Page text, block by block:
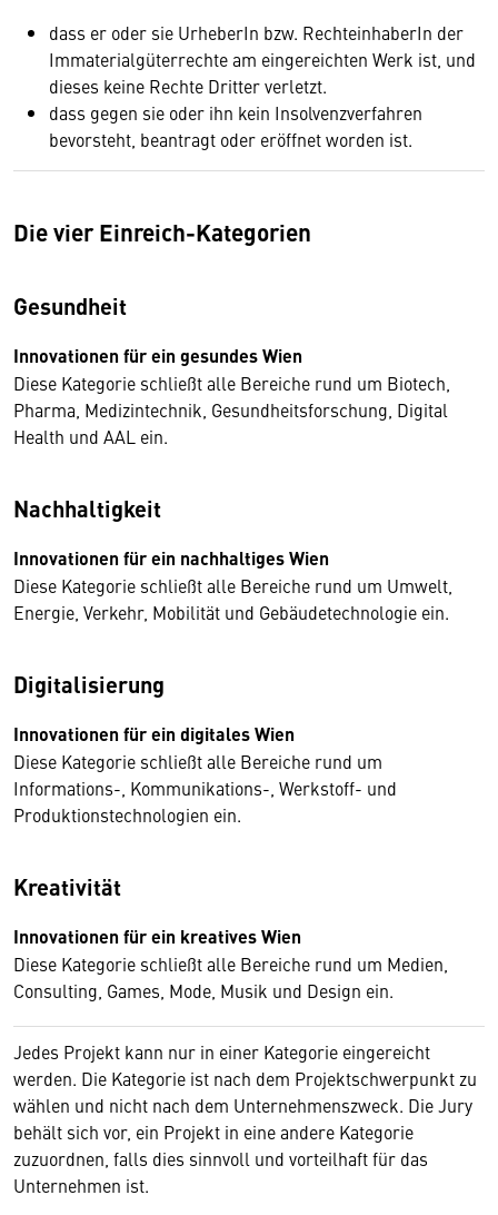
dass er oder sie UrheberIn bzw. RechteinhaberIn der
Immaterialgüterrechte am eingereichten Werk ist, und
dieses keine Rechte Dritter verletzt.
dass gegen sie oder ihn kein Insolvenzverfahren
bevorsteht, beantragt oder eröffnet worden ist.
Die vier Einreich-Kategorien
Gesundheit
Innovationen für ein gesundes Wien
Diese Kategorie schließt alle Bereiche rund um Biotech,
Pharma, Medizintechnik, Gesundheitsforschung, Digital
Health und AAL ein.
Nachhaltigkeit
Innovationen für ein nachhaltiges Wien
Diese Kategorie schließt alle Bereiche rund um Umwelt,
Energie, Verkehr, Mobilität und Gebäudetechnologie ein.
Digitalisierung
Innovationen für ein digitales Wien
Diese Kategorie schließt alle Bereiche rund um
Informations-, Kommunikations-, Werkstoff- und
Produktionstechnologien ein.
Kreativität
Innovationen für ein kreatives Wien
Diese Kategorie schließt alle Bereiche rund um Medien,
Consulting, Games, Mode, Musik und Design ein.
Jedes Projekt kann nur in einer Kategorie eingereicht
werden. Die Kategorie ist nach dem Projektschwerpunkt zu
wählen und nicht nach dem Unternehmenszweck. Die Jury
behält sich vor, ein Projekt in eine andere Kategorie
zuzuordnen, falls dies sinnvoll und vorteilhaft für das
Unternehmen ist.